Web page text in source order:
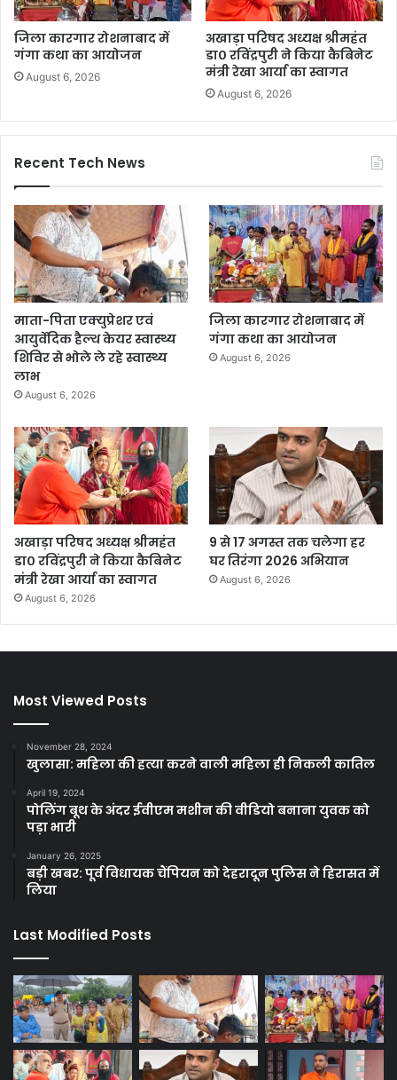
जिला कारगार रोशनाबाद में
गंगा कथा का आयोजन
August 6, 2026
अखाड़ा परिषद अध्यक्ष श्रीमहंत
डा० रविंद्रपुरी ने किया कैबिनेट
मंत्री रेखा आर्या का स्वागत
August 6, 2026
Recent Tech News
माता-पिता एक्युप्रेशर एवं
आयुर्वेदिक हैल्थ केयर स्वास्थ्य
शिविर से भोले ले रहे स्वास्थ्य
लाभ
August 6, 2026
जिला कारगार रोशनाबाद में
गंगा कथा का आयोजन
August 6, 2026
अखाड़ा परिषद अध्यक्ष श्रीमहंत
डा० रविंद्रपुरी ने किया कैबिनेट
मंत्री रेखा आर्या का स्वागत
August 6, 2026
9 से 17 अगस्त तक चलेगा हर
घर तिरंगा 2026 अभियान
August 6, 2026
Most Viewed Posts
November 28, 2024
खुलासा: महिला की हत्या करने वाली महिला ही निकली कातिल
April 19, 2024
पोलिंग बूथ के अंदर ईवीएम मशीन की वीडियो बनाना युवक को
पड़ा भारी
January 26, 2025
बड़ी खबर: पूर्व विधायक चैंपियन को देहरादून पुलिस ने हिरासत में
लिया
Last Modified Posts